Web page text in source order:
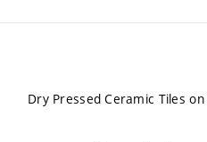
Dry Pressed Ceramic Tiles